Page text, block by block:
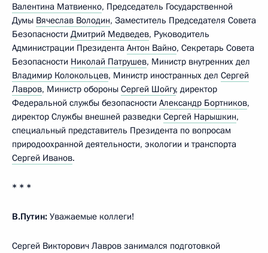
Валентина Матвиенко, Председатель Государственной
Думы Вячеслав Володин, Заместитель Председателя Совета
Безопасности Дмитрий Медведев, Руководитель
Администрации Президента Антон Вайно, Секретарь Совета
Безопасности Николай Патрушев, Министр внутренних дел
Владимир Колокольцев, Министр иностранных дел Сергей
Лавров, Министр обороны Сергей Шойгу, директор
Федеральной службы безопасности Александр Бортников,
директор Службы внешней разведки Сергей Нарышкин,
специальный представитель Президента по вопросам
природоохранной деятельности, экологии и транспорта
Сергей Иванов.
* * *
В.Путин: Уважаемые коллеги!
Сергей Викторович Лавров занимался подготовкой